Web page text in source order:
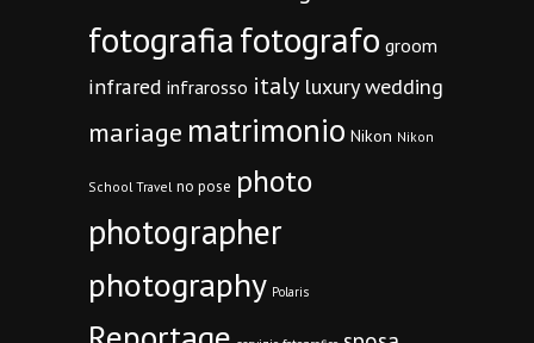
fotografiafotografo groom
infrared infrarosso italy luxury wedding
mariage matrimonio Nikon Nikon
School Travel no pose photo
photographer
photography Polaris